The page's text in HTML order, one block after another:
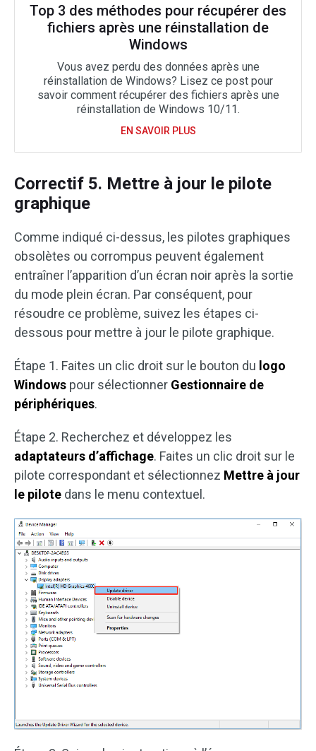
Top 3 des méthodes pour récupérer des
fichiers après une réinstallation de
Windows
Vous avez perdu des données après une
réinstallation de Windows? Lisez ce post pour
savoir comment récupérer des fichiers après une
réinstallation de Windows 10/11.
EN SAVOIR PLUS
Correctif 5. Mettre à jour le pilote
graphique
Comme indiqué ci-dessus, les pilotes graphiques
obsolètes ou corrompus peuvent également
entraîner l’apparition d’un écran noir après la sortie
du mode plein écran. Par conséquent, pour
résoudre ce problème, suivez les étapes ci-
dessous pour mettre à jour le pilote graphique.
Étape 1. Faites un clic droit sur le bouton du logo
Windows pour sélectionner Gestionnaire de
périphériques.
Étape 2. Recherchez et développez les
adaptateurs d’affichage. Faites un clic droit sur le
pilote correspondant et sélectionnez Mettre à jour
le pilote dans le menu contextuel.